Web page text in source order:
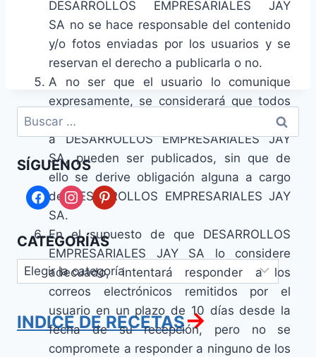
DESARROLLOS EMPRESARIALES JAY
SA no se hace responsable del contenido
y/o fotos enviadas por los usuarios y se
reservan el derecho a publicarla o no.
A no ser que el usuario lo comunique
expresamente, se considerará que todos
los correos electrónicos que éste remita
a DESARROLLOS EMPRESARIALES JAY
SA, pueden ser publicados, sin que de
ello se derive obligación alguna a cargo
de DESARROLLOS EMPRESARIALES JAY
SA.
En el supuesto de que DESARROLLOS
EMPRESARIALES JAY SA lo considere
adecuado, intentará responder a los
correos electrónicos remitidos por el
usuario en un plazo de 10 días desde la
fecha de su recepción, pero no se
compromete a responder a ninguno de los
Buscar:
SÍGUENOS
facebookinstagrampinterest
CATEGORÍAS
Categorías
INDICE DE RECETAS→